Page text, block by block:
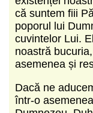
că suntem fiii
poporul lui
cuvintelor Lui.
noastră
asemenea și
Dacă ne
într-o